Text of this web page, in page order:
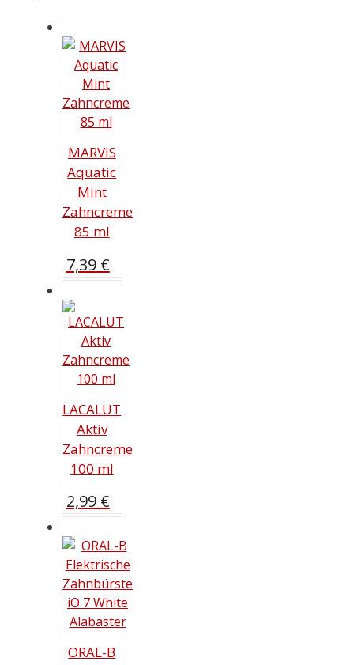
MARVIS
Aquatic
Mint
Zahncreme
85 ml
7,39 €
LACALUT
Aktiv
Zahncreme
100 ml
2,99 €
ORAL-B